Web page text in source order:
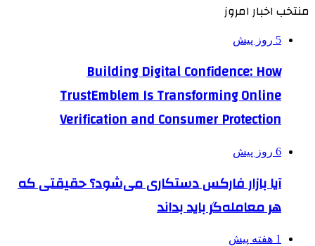
منتخب اخبار امروز
5 روز پیش
Building Digital Confidence: How
TrustEmblem Is Transforming Online
Verification and Consumer Protection
6 روز پیش
آیا بازار فارکس دستکاری می‌شود؟ حقیقتی که
هر معامله‌گر باید بداند
1 هفته پیش